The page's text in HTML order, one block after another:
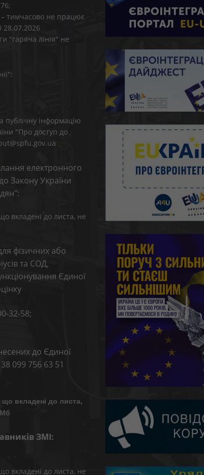
не працює
28.07.2026
"гаряча лінія" не
публічну інформацію
"Про доступ до
електронного
Закону України
вкладені до листа, не
фізичних або
та СОД,
Єдиної
32-58;
до Єдиної
099 756 63 51
вкладені до листа,
ЗМІ:
вкладені до листа, не